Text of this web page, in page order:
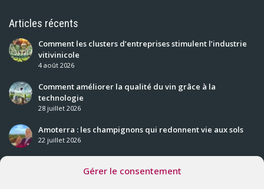
Gérer le consentement
Articles récents
Comment les clusters d’entreprises stimulent l’industrie
vitivinicole
4 août 2026
Comment améliorer la qualité du vin grâce à la
technologie
28 juillet 2026
Amoterra : les champignons qui redonnent vie aux sols
22 juillet 2026
Nos prochaines rencontres